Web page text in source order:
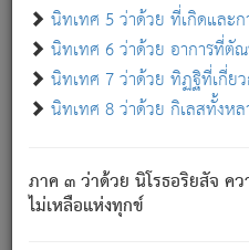
นิทเทศ 5 ว่าด้วย ที่เกิดและ
นิทเทศ 6 ว่าด้วย อาการที่ตั
นิทเทศ 7 ว่าด้วย ทิฏฐิที่เกี่ย
นิทเทศ 8 ว่าด้วย กิเลสทั้งห
ภาค ๓ ว่าด้วย นิโรธอริยสัจ ค
ไม่เหลือแห่งทุกข์
ด้วย.
ความดับเพราะความสำรอ
เพราะความสิ้นไปแห่งตัณหาโ
นิพพาน.
ภพใหม่ย่อมไม่มีแก่ภิกษุนั้น
ภิกษุนั้น เป็นผู้ครอบงำมารไ
ภพทั้งหลายทั้งปวงได้แล้ว เป็น